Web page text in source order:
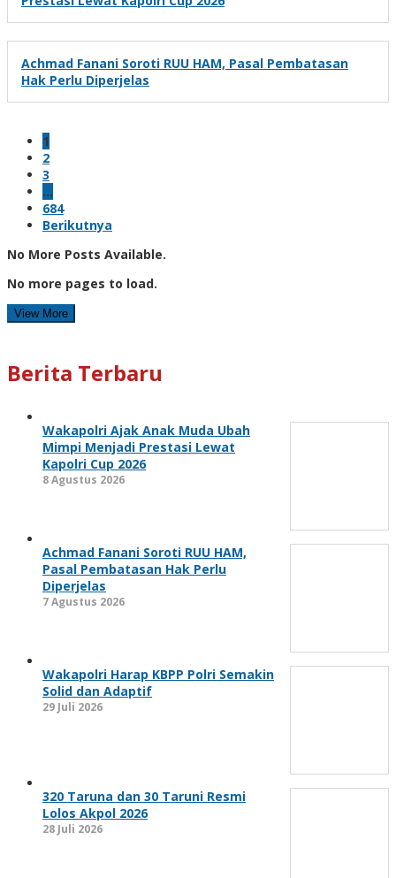
Achmad Fanani Soroti RUU HAM, Pasal Pembatasan
Hak Perlu Diperjelas
1
2
3
…
684
Berikutnya
No More Posts Available.
No more pages to load.
View More
Berita Terbaru
Wakapolri Ajak Anak Muda Ubah
Mimpi Menjadi Prestasi Lewat
Kapolri Cup 2026
8 Agustus 2026
Achmad Fanani Soroti RUU HAM,
Pasal Pembatasan Hak Perlu
Diperjelas
7 Agustus 2026
Wakapolri Harap KBPP Polri Semakin
Solid dan Adaptif
29 Juli 2026
320 Taruna dan 30 Taruni Resmi
Lolos Akpol 2026
28 Juli 2026